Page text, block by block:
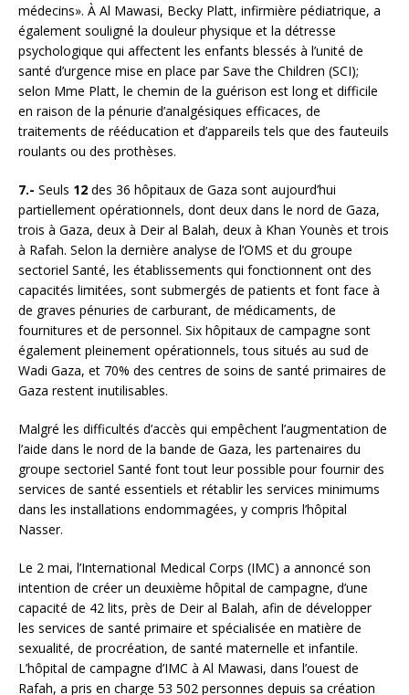
médecins». À Al Mawasi, Becky Platt, infirmière pédiatrique, a
également souligné la douleur physique et la détresse
psychologique qui affectent les enfants blessés à l’unité de
santé d’urgence mise en place par Save the Children (SCI);
selon Mme Platt, le chemin de la guérison est long et difficile
en raison de la pénurie d’analgésiques efficaces, de
traitements de rééducation et d’appareils tels que des fauteuils
roulants ou des prothèses.
7.- Seuls 12 des 36 hôpitaux de Gaza sont aujourd’hui
partiellement opérationnels, dont deux dans le nord de Gaza,
trois à Gaza, deux à Deir al Balah, deux à Khan Younès et trois
à Rafah. Selon la dernière analyse de l’OMS et du groupe
sectoriel Santé, les établissements qui fonctionnent ont des
capacités limitées, sont submergés de patients et font face à
de graves pénuries de carburant, de médicaments, de
fournitures et de personnel. Six hôpitaux de campagne sont
également pleinement opérationnels, tous situés au sud de
Wadi Gaza, et 70% des centres de soins de santé primaires de
Gaza restent inutilisables.
Malgré les difficultés d’accès qui empêchent l’augmentation de
l’aide dans le nord de la bande de Gaza, les partenaires du
groupe sectoriel Santé font tout leur possible pour fournir des
services de santé essentiels et rétablir les services minimums
dans les installations endommagées, y compris l’hôpital
Nasser.
Le 2 mai, l’International Medical Corps (IMC) a annoncé son
intention de créer un deuxième hôpital de campagne, d’une
capacité de 42 lits, près de Deir al Balah, afin de développer
les services de santé primaire et spécialisée en matière de
sexualité, de procréation, de santé maternelle et infantile.
L’hôpital de campagne d’IMC à Al Mawasi, dans l’ouest de
Rafah, a pris en charge 53 502 personnes depuis sa création